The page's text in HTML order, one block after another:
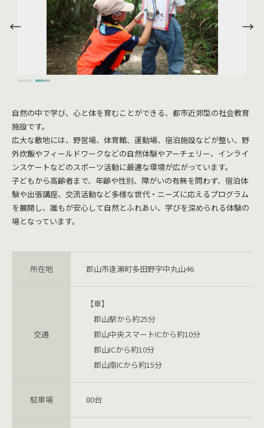
自然の中で学び、心と体を育むことができる、都市近郊型の社会教育
施設です。
広大な敷地には、野営場、体育館、運動場、宿泊施設などが整い、野
外炊飯やフィールドワークなどの自然体験やアーチェリー、インライ
ンスケートなどのスポーツ活動に最適な環境が広がっています。
子どもから高齢者まで、年齢や性別、障がいの有無を問わず、宿泊体
験や出張講座、交流活動など多様な世代・ニーズに応えるプログラム
を展開し、誰もが安心して自然とふれあい、学びを深められる体験の
場となっています。
所在地 郡山市逢瀬町多田野字中丸山46
交通
【車】
郡山駅から約25分
郡山中央スマートICから約10分
郡山ICから約10分
郡山南ICから約15分
駐車場 80台